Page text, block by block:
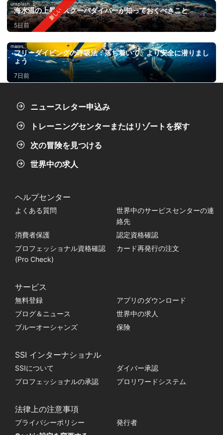
unsplash
海水温の上昇：スクーバダイバーが知っておくべきこと
5日前
mares
フリーダイビングの呼吸法：落ち着いて、より安全に潜りまし
ょう
7日前
ニュースレター申込み
トレーニングセンターまたはリゾートを探す
次の冒険を見つける
世界中の求人
ヘルプセンター
よくある質問
世界中のサービスセンターの連
絡先
消費者保護
認定資格確認
プロフェッショナル資格確認
(Pro Check)
カード再発行の注文
サービス
無料登録
アプリのダウンロード
ブログ＆ニュース
世界中の求人
ブルーオーシャンズ
保険
SSI インターナショナル
SSIについて
ダイバー承認
プロフェッショナルの承認
プロリワードシステム
法律上の注意事項
プライバシーポリシー
発行者